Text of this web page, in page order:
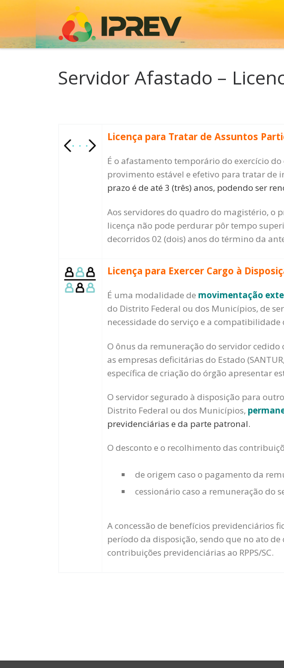
Skip to content
Servidor Afastado –
Licença para Tratar de Assuntos
É o afastamento temporário do exercício
provimento estável e efetivo para tratar de
prazo é de até 3 (três) anos, podendo ser
Aos servidores do quadro do magistério, o
licença não pode perdurar pôr tempo
decorridos 02 (dois) anos do término da
Licença para Exercer Cargo à
É uma modalidade de movimentação
do Distrito Federal ou dos Municípios, de
necessidade do serviço e a
O ônus da remuneração do servidor
as empresas deficitárias do Estado
específica de criação do órgão apresentar
O servidor segurado à disposição para
Distrito Federal ou dos Municípios,
previdenciárias e da parte patronal.
O desconto e o recolhimento das
de origem caso o pagamento da
cessionário caso a remuneração do
A concessão de benefícios previdenciários
período da disposição, sendo que no ato
contribuições previdenciárias ao RPPS/SC.